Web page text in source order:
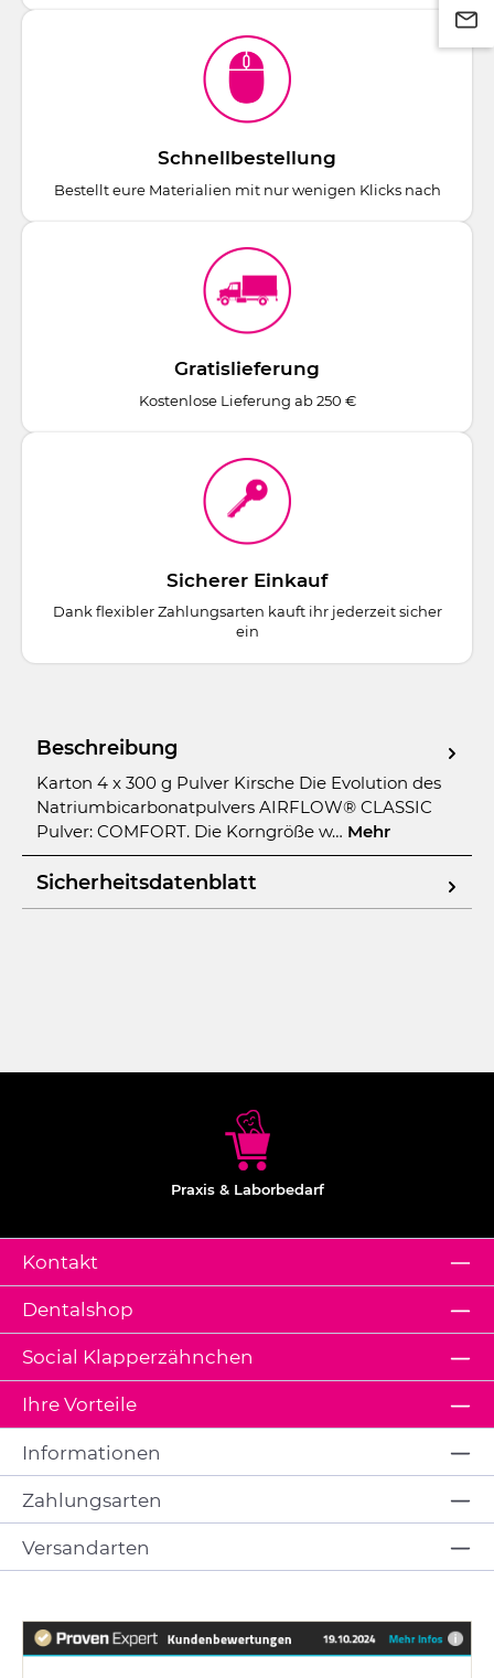
Schnellbestellung
Bestellt eure Materialien mit nur wenigen Klicks nach
Gratislieferung
Kostenlose Lieferung ab 250 €
Sicherer Einkauf
Dank flexibler Zahlungsarten kauft ihr jederzeit sicher
ein
Beschreibung
Karton 4 x 300 g Pulver Kirsche Die Evolution des
Natriumbicarbonatpulvers AIRFLOW® CLASSIC
Pulver: COMFORT. Die Korngröße w… Mehr
Sicherheitsdatenblatt
Praxis & Laborbedarf
Kontakt
Dentalshop
Ihre Vorteile
Social Klapperzähnchen
Informationen
Zahlungsarten
Versandarten